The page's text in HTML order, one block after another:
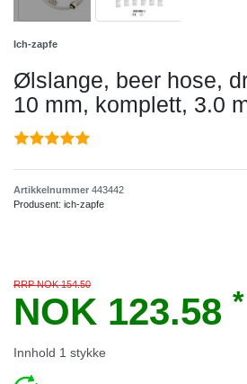
Ich-zapfe
Ølslange, beer hose,
10 mm, komplett, 3.0
Artikkelnummer 443442
Produsent: ich-zapfe
RRP NOK 154.50
NOK 123.58 *
Innhold 1 stykke